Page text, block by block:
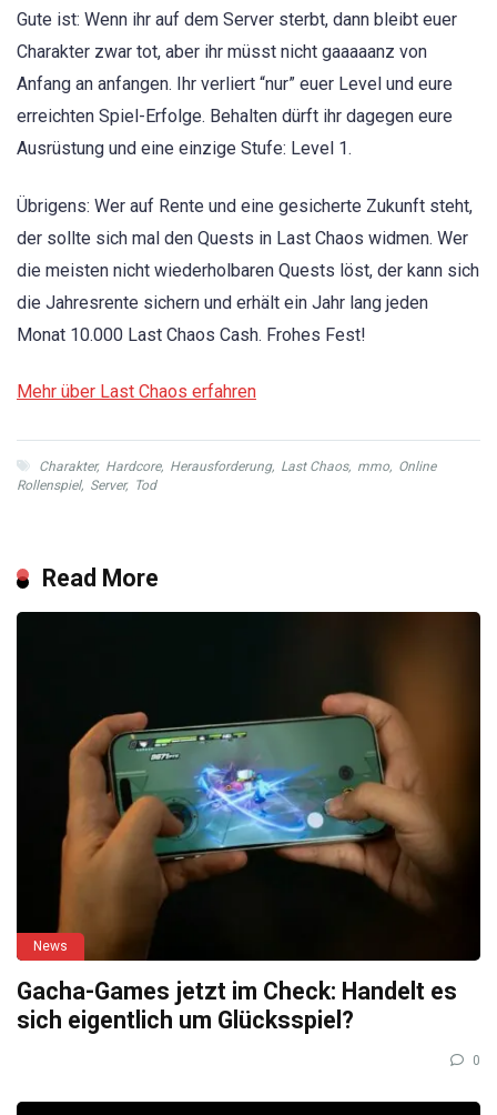
Gute ist: Wenn ihr auf dem Server sterbt, dann bleibt euer
Charakter zwar tot, aber ihr müsst nicht gaaaaanz von
Anfang an anfangen. Ihr verliert “nur” euer Level und eure
erreichten Spiel-Erfolge. Behalten dürft ihr dagegen eure
Ausrüstung und eine einzige Stufe: Level 1.
Übrigens: Wer auf Rente und eine gesicherte Zukunft steht,
der sollte sich mal den Quests in Last Chaos widmen. Wer
die meisten nicht wiederholbaren Quests löst, der kann sich
die Jahresrente sichern und erhält ein Jahr lang jeden
Monat 10.000 Last Chaos Cash. Frohes Fest!
Mehr über Last Chaos erfahren
Charakter, Hardcore, Herausforderung, Last Chaos, mmo, Online
Rollenspiel, Server, Tod
Read More
News
Gacha-Games jetzt im Check: Handelt es
sich eigentlich um Glücksspiel?
0